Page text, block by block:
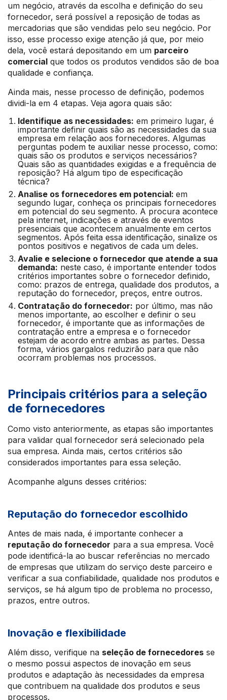
um negócio, através da escolha e definição do seu
fornecedor, será possível a reposição de todas as
mercadorias que são vendidas pelo seu negócio. Por
isso, esse processo exige atenção já que, por meio
dela, você estará depositando em um parceiro
comercial que todos os produtos vendidos são de boa
qualidade e confiança.
Ainda mais, nesse processo de definição, podemos
dividi-la em 4 etapas. Veja agora quais são:
Identifique as necessidades: em primeiro lugar, é
importante definir quais são as necessidades da sua
empresa em relação aos fornecedores. Algumas
perguntas podem te auxiliar nesse processo, como:
quais são os produtos e serviços necessários?
Quais são as quantidades exigidas e a frequência de
reposição? Há algum tipo de especificação
técnica?
Analise os fornecedores em potencial: em
segundo lugar, conheça os principais fornecedores
em potencial do seu segmento. A procura acontece
pela internet, indicações e através de eventos
presenciais que acontecem anualmente em certos
segmentos. Após feita essa identificação, sinalize os
pontos positivos e negativos de cada um deles.
Avalie e selecione o fornecedor que atende a sua
demanda: neste caso, é importante entender todos
critérios importantes sobre o fornecedor definido,
como: prazos de entrega, qualidade dos produtos, a
reputação do fornecedor, preços, entre outros.
Contratação do fornecedor: por último, mas não
menos importante, ao escolher e definir o seu
fornecedor, é importante que as informações de
contratação entre a empresa e o fornecedor
estejam de acordo entre ambas as partes. Dessa
forma, vários gargalos reduzirão para que não
ocorram problemas nos processos.
Principais critérios para a seleção
de fornecedores
Como visto anteriormente, as etapas são importantes
para validar qual fornecedor será selecionado pela
sua empresa. Ainda mais, certos critérios são
considerados importantes para essa seleção.
Acompanhe alguns desses critérios:
Reputação do fornecedor escolhido
Antes de mais nada, é importante conhecer a
reputação do fornecedor para a sua empresa. Você
pode identificá-la ao buscar referências no mercado
de empresas que utilizam do serviço deste parceiro e
verificar a sua confiabilidade, qualidade nos produtos e
serviços, se há algum tipo de problema no processo,
prazos, entre outros.
Inovação e flexibilidade
Além disso, verifique na seleção de fornecedores se
o mesmo possui aspectos de inovação em seus
produtos e adaptação às necessidades da empresa
que contribuem na qualidade dos produtos e seus
processos.